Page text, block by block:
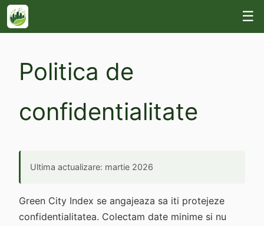
☰
Politica de
confidentialitate
Ultima actualizare: martie 2026
Green City Index se angajeaza sa iti protejeze
confidentialitatea. Colectam date minime si nu